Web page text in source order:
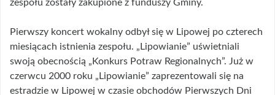
zespołu zostały zakupione z funduszy Gminy.
Pierwszy koncert wokalny odbył się w Lipowej po czterech
miesiącach istnienia zespołu. „Lipowianie” uświetniali
swoją obecnością „Konkurs Potraw Regionalnych”. Już w
czerwcu 2000 roku „Lipowianie” zaprezentowali się na
estradzie w Lipowej w czasie obchodów Pierwszych Dni